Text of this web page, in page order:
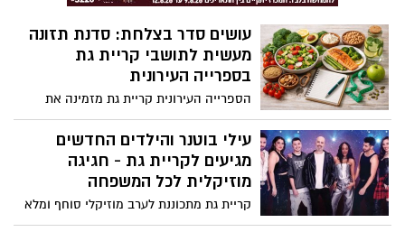
עושים סדר בצלחת: סדנת תזונה
מעשית לתושבי קריית גת
בספרייה העירונית
הספרייה העירונית קריית גת מזמינה את
הציבור הרחב לקחת חלק בסדנת תזונה
ייחודית שתעניק כלים פרקטיים לאורח חיים
בריא ומאוזן – גם בשגרה עמוסה ולחוצה.
עילי בוטנר והילדים החדשים
מגיעים לקריית גת - חגיגה
מוזיקלית לכל המשפחה
קריית גת מתכוננת לערב מוזיקלי סוחף ומלא
אנרגיות: עילי בוטנר והילדים החדשים מגיעים